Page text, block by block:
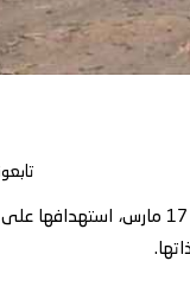
جددت مليشيات الحوثي المدعومة